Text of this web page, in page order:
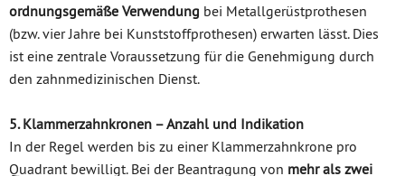
ordnungsgemäße Verwendung bei Metallgerüstprothesen
(bzw. vier Jahre bei Kunststoffprothesen) erwarten lässt. Dies
ist eine zentrale Voraussetzung für die Genehmigung durch
den zahnmedizinischen Dienst.
5. Klammerzahnkronen – Anzahl und Indikation
In der Regel werden bis zu einer Klammerzahnkrone pro
Quadrant bewilligt. Bei der Beantragung von mehr als zwei